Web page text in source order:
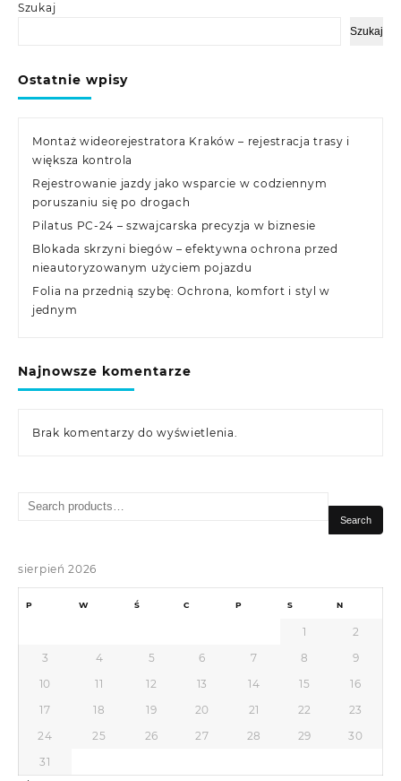
Szukaj
Szukaj
Ostatnie wpisy
Montaż wideorejestratora Kraków – rejestracja trasy i
większa kontrola
Rejestrowanie jazdy jako wsparcie w codziennym
poruszaniu się po drogach
Pilatus PC-24 – szwajcarska precyzja w biznesie
Blokada skrzyni biegów – efektywna ochrona przed
nieautoryzowanym użyciem pojazdu
Folia na przednią szybę: Ochrona, komfort i styl w
jednym
Najnowsze komentarze
Brak komentarzy do wyświetlenia.
Search
Search
sierpień 2026
P W Ś C P S N
1
2
3
4 5 6 7 8
9
10
11 12 13 14 15
16
17
18 19 20 21 22
23
24
25 26 27 28 29
30
31